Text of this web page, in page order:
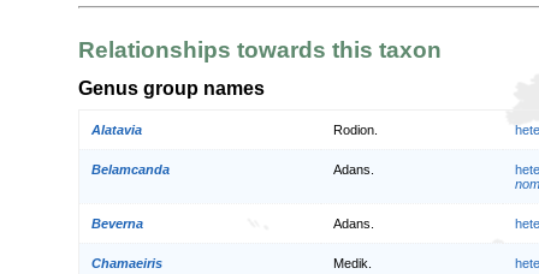
Relationships towards this taxon
Genus group names
Alatavia Rodion.
Belamcanda Adans.
Beverna Adans.
Chamaeiris Medik.